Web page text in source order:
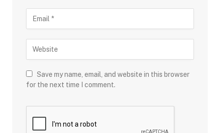
Save my name, email, and website in this browser
for the next time I comment.